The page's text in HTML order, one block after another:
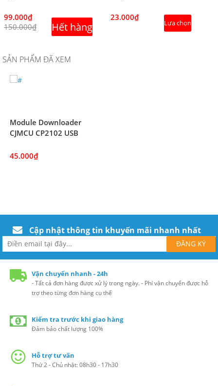
99.000₫
150.000₫
Hết hàng
23.000₫
Lựa chọn
SẢN PHẨM ĐÃ XEM
Module Downloader
CJMCU CP2102 USB
45.000₫
Cập nhật thông tin khuyến mãi nhanh nhất
Vận chuyển nhanh - 24h
- Tất cả đơn hàng được xử lý trong ngày. - Phí vận chuyển được hỗ
trợ theo từng đơn hàng cụ thể
Kiểm tra trước khi giao hàng
Đảm bảo chất lượng 100%
Hỗ trợ tư vấn
Thứ 2 - Chủ nhật: 08h30 - 17h30